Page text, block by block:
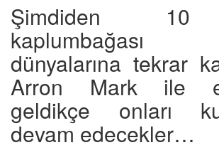
Şimdiden 10
kaplumbağası
dünyalarına tekrar
Arron Mark ile
geldikçe onları
devam edecekler…